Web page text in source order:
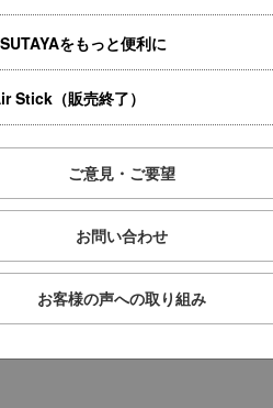
をもっと便利に
Stick（販売終了）
ご意見・ご要望
お問い合わせ
お客様の声への取り組み